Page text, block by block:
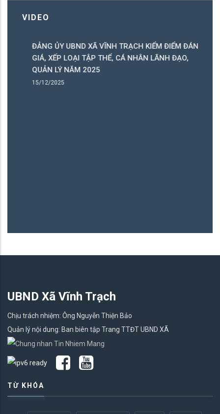
VIDEO
ĐẢNG ỦY UBND XÃ VĨNH TRẠCH KIỂM ĐIỂM ĐÁNH
GIÁ, XẾP LOẠI TẬP THỂ, CÁ NHÂN LÃNH ĐẠO,
QUẢN LÝ NĂM 2025
15/12/2025
UBND Xã Vĩnh Trạch
Chịu trách nhiệm: Ông Nguyễn Thiện Bảo
Quản lý nội dung: Ban biên tập Trang TTĐT UBND XÃ
TỪ KHÓA